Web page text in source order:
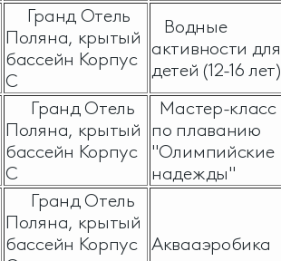
Гранд Отель
Поляна, крытый
бассейн Корпус
С
Водные
активности для
детей (12-16 лет)
Гранд Отель
Поляна, крытый
бассейн Корпус
С
Мастер-класс
по плаванию
"Олимпийские
надежды"
Гранд Отель
Поляна, крытый
бассейн Корпус
Аквааэробика